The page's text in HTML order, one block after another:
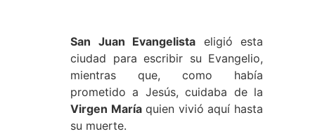
San Juan Evangelista eligió esta
ciudad para escribir su Evangelio,
mientras que, como había
prometido a Jesús, cuidaba de la
Virgen Maríaquien vivió aquí hasta
su muerte.